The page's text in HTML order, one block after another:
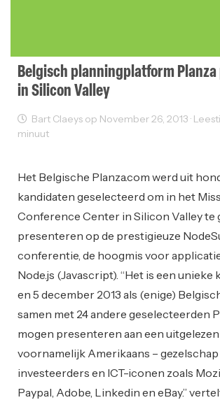
Belgisch planningplatform
in Silicon Valley
Bart Claeys op November 26, 2013 ·
minuut
Het Belgische Planza.com werd uit
kandidaten geselecteerd om in het
Conference Center in Silicon Valley te
presenteren op de prestigieuze
conferentie, de hoogmis voor
Node.js (Javascript). “Het is een unieke
en 5 december 2013 als (enige)
samen met 24 andere geselecteerden
mogen presenteren aan een uitgelezen
voornamelijk Amerikaans – gezelschap
investeerders en ICT-iconen zoals
Paypal, Adobe, Linkedin en eBay.”